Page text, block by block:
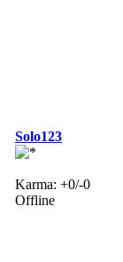
Solo123
Karma: +0/-0
Offline